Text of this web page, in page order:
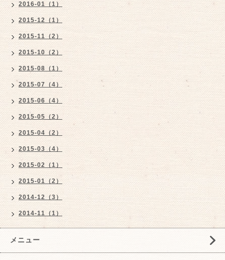
2016-01（1）
2015-12（1）
2015-11（2）
2015-10（2）
2015-08（1）
2015-07（4）
2015-06（4）
2015-05（2）
2015-04（2）
2015-03（4）
2015-02（1）
2015-01（2）
2014-12（3）
2014-11（1）
メニュー